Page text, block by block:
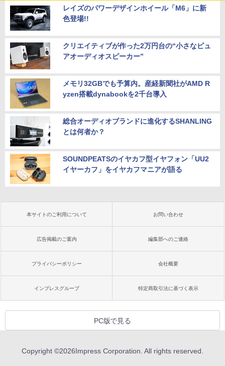
レイズのパワーデザインホイール「M6」に新
色登場!!
クリエイティブが作った2万円台の“小さなピュ
アオーディオスピーカー”
メモリ32GBでも予算内。産経新聞社がAMD R
yzen搭載dynabookを2千台導入
総合オーディオブランドに進化するSHANLING
とは何者か？
SOUNDPEATSのイヤカフ型イヤフォン「UU2
イヤーカフ」をイヤカフマニアが語る
本サイトのご利用について お問い合わせ
広告掲載のご案内 編集部へのご連絡
プライバシーポリシー 会社概要
インプレスグループ 特定商取引法に基づく表示
PC版で見る
Copyright ©2026Impress Corporation. All rights reserved.